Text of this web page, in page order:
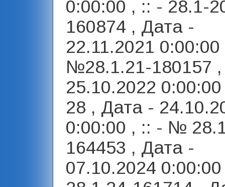
0:00:00 , :: - 28.1-
160874 , Дата -
22.11.2021
№28.1.21-180157
25.10.2022
28 , Дата -
0:00:00 , :: - №
164453 , Дата -
07.10.2024